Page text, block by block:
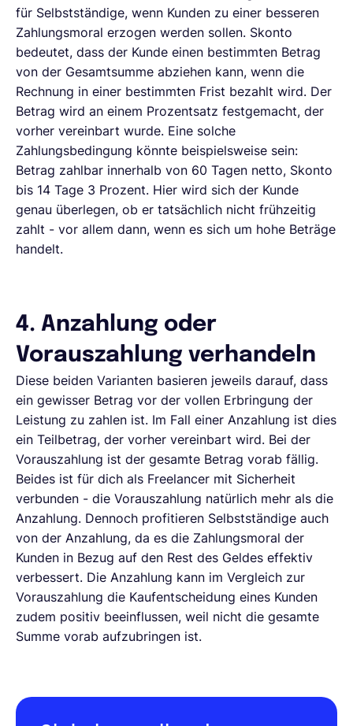
für Selbstständige, wenn Kunden zu einer besseren
Zahlungsmoral erzogen werden sollen. Skonto
bedeutet, dass der Kunde einen bestimmten Betrag
von der Gesamtsumme abziehen kann, wenn die
Rechnung in einer bestimmten Frist bezahlt wird. Der
Betrag wird an einem Prozentsatz festgemacht, der
vorher vereinbart wurde. Eine solche
Zahlungsbedingung könnte beispielsweise sein:
Betrag zahlbar innerhalb von 60 Tagen netto, Skonto
bis 14 Tage 3 Prozent. Hier wird sich der Kunde
genau überlegen, ob er tatsächlich nicht frühzeitig
zahlt - vor allem dann, wenn es sich um hohe Beträge
handelt.
4. Anzahlung oder
Vorauszahlung verhandeln
Diese beiden Varianten basieren jeweils darauf, dass
ein gewisser Betrag vor der vollen Erbringung der
Leistung zu zahlen ist. Im Fall einer Anzahlung ist dies
ein Teilbetrag, der vorher vereinbart wird. Bei der
Vorauszahlung ist der gesamte Betrag vorab fällig.
Beides ist für dich als Freelancer mit Sicherheit
verbunden - die Vorauszahlung natürlich mehr als die
Anzahlung. Dennoch profitieren Selbstständige auch
von der Anzahlung, da es die Zahlungsmoral der
Kunden in Bezug auf den Rest des Geldes effektiv
verbessert. Die Anzahlung kann im Vergleich zur
Vorauszahlung die Kaufentscheidung eines Kunden
zudem positiv beeinflussen, weil nicht die gesamte
Summe vorab aufzubringen ist.